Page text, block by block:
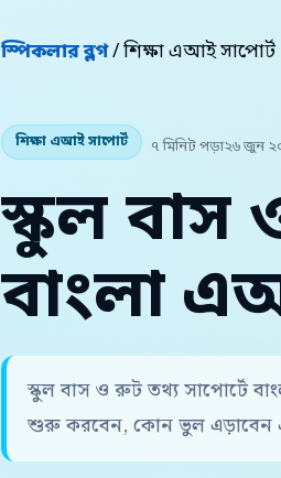
স্পিকলার ব্লগ/ শিক্ষা এআই সাপোর্ট
শিক্ষা এআই সাপোর্ট ৭ মিনিট পড়া২৬ জুন
স্কুল বাস
বাংলা
স্কুল বাস ও রুট তথ্য সাপোর্টে
শুরু করবেন, কোন ভুল এড়াবেন